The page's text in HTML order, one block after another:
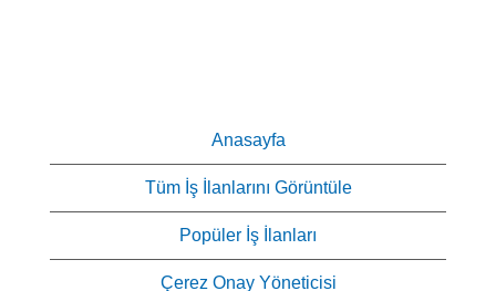
Anasayfa
Tüm İş İlanlarını Görüntüle
Popüler İş İlanları
Çerez Onay Yöneticisi